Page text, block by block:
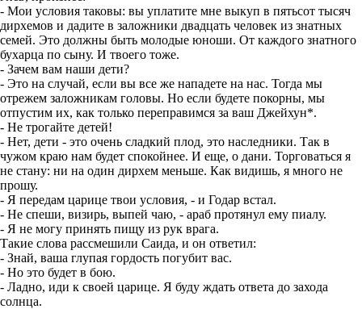
- Мои условия таковы: вы уплатите мне выкуп в пятьсот тысяч
дирхемов и дадите в заложники двадцать человек из знатных
семей. Это должны быть молодые юноши. От каждого знатного
бухарца по сыну. И твоего тоже.
- Зачем вам наши дети?
- Это на случай, если вы все же нападете на нас. Тогда мы
отрежем заложникам головы. Но если будете покорны, мы
отпустим их, как только переправимся за ваш Джейхун*.
- Не трогайте детей!
- Нет, дети - это очень сладкий плод, это наследники. Так в
чужом краю нам будет спокойнее. И еще, о дани. Торговаться я
не стану: ни на один дирхем меньше. Как видишь, я много не
прошу.
- Я передам царице твои условия, - и Годар встал.
- Не спеши, визирь, выпей чаю, - араб протянул ему пиалу.
- Я не могу принять пищу из рук врага.
Такие слова рассмешили Саида, и он ответил:
- Знай, ваша глупая гордость погубит вас.
- Но это будет в бою.
- Ладно, иди к своей царице. Я буду ждать ответа до захода
солнца.